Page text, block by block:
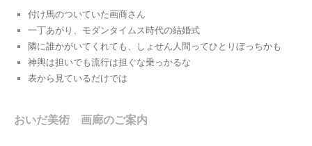
付け馬のついていた画商さん
一丁あがり、モダンタイムス時代の結婚式
隣に誰かがいてくれても、しょせん人間ってひとりぼっちかも
神輿は担いでも流行は担ぐな乗っかるな
表から見ているだけでは
おいだ美術 画廊のご案内